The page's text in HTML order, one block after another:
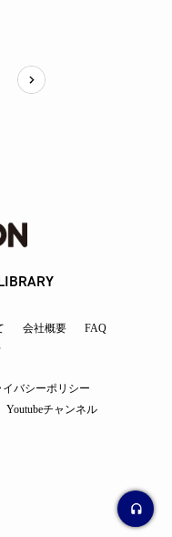
会社概要
FAQ
イバシーポリシー
Youtubeチャンネル